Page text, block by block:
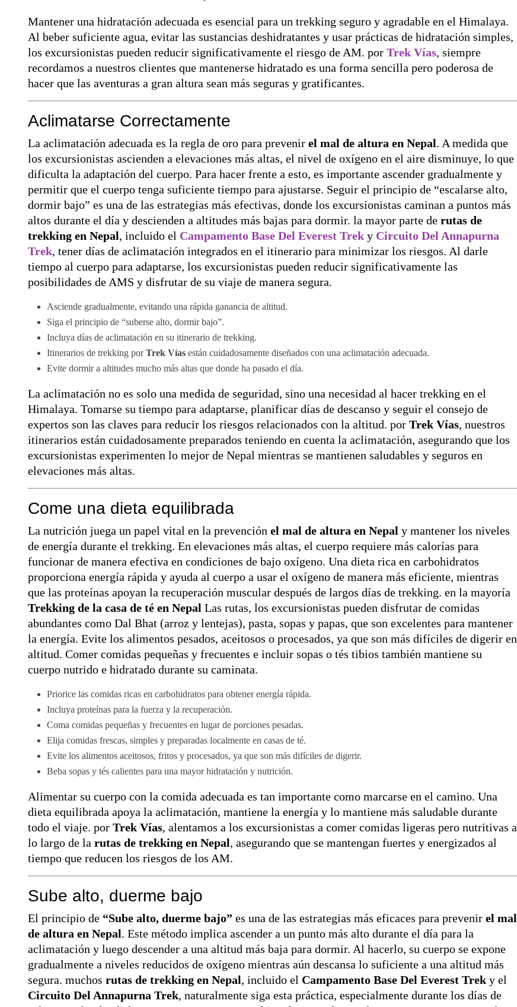
Mantener una hidratación adecuada es esencial para un trekking seguro y agradable en el Himalaya.
Al beber suficiente agua, evitar las sustancias deshidratantes y usar prácticas de hidratación simples,
los excursionistas pueden reducir significativamente el riesgo de AM. por Trek Vías, siempre
recordamos a nuestros clientes que mantenerse hidratado es una forma sencilla pero poderosa de
hacer que las aventuras a gran altura sean más seguras y gratificantes.
Aclimatarse Correctamente
La aclimatación adecuada es la regla de oro para prevenir el mal de altura en Nepal. A medida que
los excursionistas ascienden a elevaciones más altas, el nivel de oxígeno en el aire disminuye, lo que
dificulta la adaptación del cuerpo. Para hacer frente a esto, es importante ascender gradualmente y
permitir que el cuerpo tenga suficiente tiempo para ajustarse. Seguir el principio de “escalarse alto,
dormir bajo” es una de las estrategias más efectivas, donde los excursionistas caminan a puntos más
altos durante el día y descienden a altitudes más bajas para dormir. la mayor parte de rutas de
trekking en Nepal, incluido el Campamento Base Del Everest Trek y Circuito Del Annapurna
Trek, tener días de aclimatación integrados en el itinerario para minimizar los riesgos. Al darle
tiempo al cuerpo para adaptarse, los excursionistas pueden reducir significativamente las
posibilidades de AMS y disfrutar de su viaje de manera segura.
Asciende gradualmente, evitando una rápida ganancia de altitud.
Siga el principio de “suberse alto, dormir bajo”.
Incluya días de aclimatación en su itinerario de trekking.
Itinerarios de trekking porTrek Vías están cuidadosamente diseñados con una aclimatación adecuada.
Evite dormir a altitudes mucho más altas que donde ha pasado el día.
La aclimatación no es solo una medida de seguridad, sino una necesidad al hacer trekking en el
Himalaya. Tomarse su tiempo para adaptarse, planificar días de descanso y seguir el consejo de
expertos son las claves para reducir los riesgos relacionados con la altitud. por Trek Vías, nuestros
itinerarios están cuidadosamente preparados teniendo en cuenta la aclimatación, asegurando que los
excursionistas experimenten lo mejor de Nepal mientras se mantienen saludables y seguros en
elevaciones más altas.
Come una dieta equilibrada
La nutrición juega un papel vital en la prevención el mal de altura en Nepal y mantener los niveles
de energía durante el trekking. En elevaciones más altas, el cuerpo requiere más calorías para
funcionar de manera efectiva en condiciones de bajo oxígeno. Una dieta rica en carbohidratos
proporciona energía rápida y ayuda al cuerpo a usar el oxígeno de manera más eficiente, mientras
que las proteínas apoyan la recuperación muscular después de largos días de trekking. en la mayoría
Trekking de la casa de té en Nepal Las rutas, los excursionistas pueden disfrutar de comidas
abundantes como Dal Bhat (arroz y lentejas), pasta, sopas y papas, que son excelentes para mantener
la energía. Evite los alimentos pesados, aceitosos o procesados, ya que son más difíciles de digerir en
altitud. Comer comidas pequeñas y frecuentes e incluir sopas o tés tibios también mantiene su
cuerpo nutrido e hidratado durante su caminata.
Priorice las comidas ricas en carbohidratos para obtener energía rápida.
Incluya proteínas para la fuerza y la recuperación.
Coma comidas pequeñas y frecuentes en lugar de porciones pesadas.
Elija comidas frescas, simples y preparadas localmente en casas de té.
Evite los alimentos aceitosos, fritos y procesados, ya que son más difíciles de digerir.
Beba sopas y tés calientes para una mayor hidratación y nutrición.
Alimentar su cuerpo con la comida adecuada es tan importante como marcarse en el camino. Una
dieta equilibrada apoya la aclimatación, mantiene la energía y lo mantiene más saludable durante
todo el viaje. por Trek Vías, alentamos a los excursionistas a comer comidas ligeras pero nutritivas a
lo largo de la rutas de trekking en Nepal, asegurando que se mantengan fuertes y energizados al
tiempo que reducen los riesgos de los AM.
Sube alto, duerme bajo
El principio de “Sube alto, duerme bajo” es una de las estrategias más eficaces para prevenir el mal
de altura en Nepal. Este método implica ascender a un punto más alto durante el día para la
aclimatación y luego descender a una altitud más baja para dormir. Al hacerlo, su cuerpo se expone
gradualmente a niveles reducidos de oxígeno mientras aún descansa lo suficiente a una altitud más
segura. muchos rutas de trekking en Nepal, incluido el Campamento Base Del Everest Trek y el
Circuito Del Annapurna Trek, naturalmente siga esta práctica, especialmente durante los días de